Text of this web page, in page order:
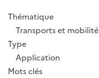
Thématique
Transports et mobilité
Type
Application
Mots clés